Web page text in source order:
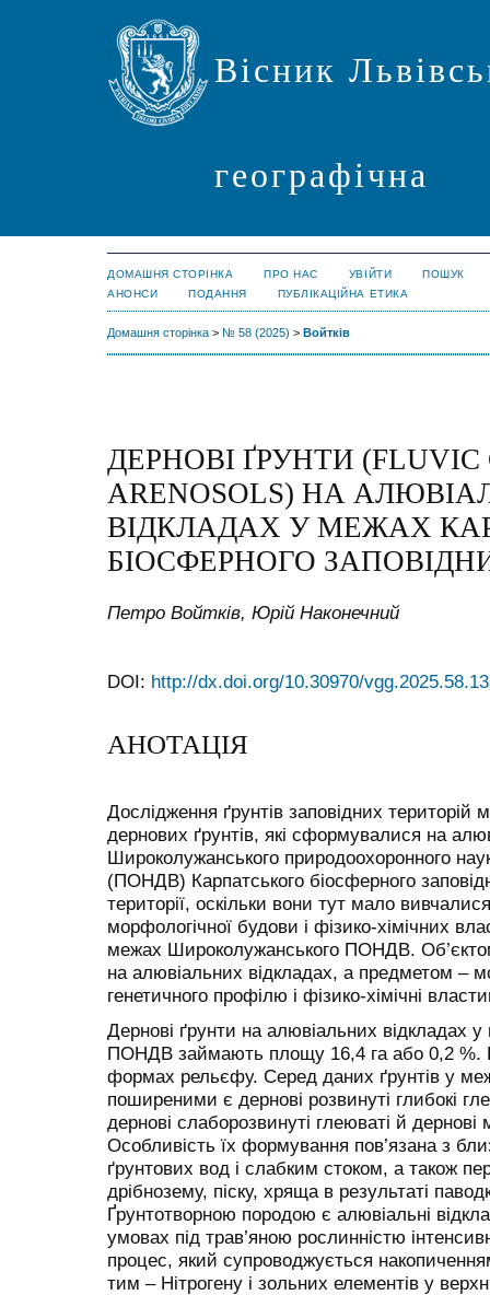
Вісник
географічна
ДОМАШНЯ СТОРІНКА ПРО НАС УВІЙТИ
ПОШУК
АНОНСИ
ПОДАННЯ ПУБЛІКАЦІЙНА ЕТИКА
Домашня сторінка > № 58 (2025) > Войтків
ДЕРНОВІ ҐРУНТИ (FLUVIC
ARENOSOLS) НА
ВІДКЛАДАХ У МЕЖАХ
БІОСФЕРНОГО
Петро Войтків, Юрій Наконечний
DOI: http://dx.doi.org/10.30970/
АНОТАЦІЯ
Дослідження ґрунтів заповідних
дернових ґрунтів, які сформувалися на
Широколужанського природоохоронного
(ПОНДВ) Карпатського біосферного
території, оскільки вони тут мало
морфологічної будови і фізико-хімічних
межах Широколужанського ПОНДВ.
на алювіальних відкладах, а предметом –
генетичного профілю і фізико-хімічні
Дернові ґрунти на алювіальних відкладах
ПОНДВ займають площу 16,4 га або 0,2 %.
формах рельєфу. Серед даних ґрунтів у
поширеними є дернові розвинуті глибокі
дернові слаборозвинуті глеюваті й
Особливість їх формування пов’язана з
ґрунтових вод і слабким стоком, а також
дрібнозему, піску, хряща в результаті
Ґрунтотворною породою є алювіальні
умовах під трав’яною рослинністю
процес, який супроводжується
тим – Нітрогену і зольних елементів у